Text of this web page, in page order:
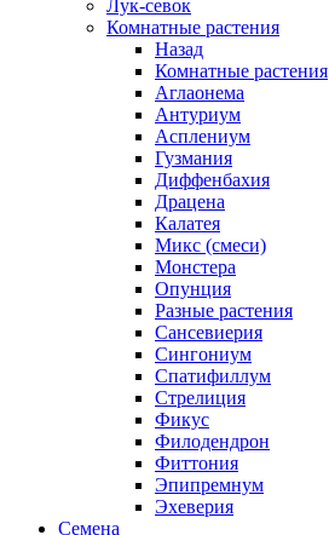
Лук-севок
Комнатные растения
Назад
Комнатные растения
Аглаонема
Антуриум
Асплениум
Гузмания
Диффенбахия
Драцена
Калатея
Микс (смеси)
Монстера
Опунция
Разные растения
Сансевиерия
Сингониум
Спатифиллум
Стрелиция
Фикус
Филодендрон
Фиттония
Эпипремнум
Эхеверия
Семена